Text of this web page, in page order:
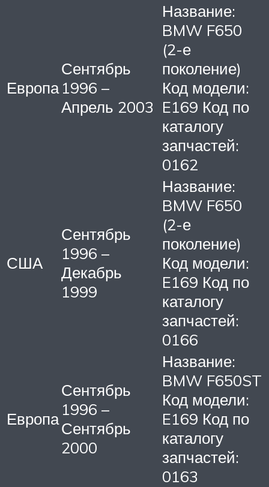
Европа
Сентябрь
1996 –
Апрель 2003
Название:
BMW F650
(2-е
поколение)
Код модели:
E169 Код по
каталогу
запчастей:
0162
США
Сентябрь
1996 –
Декабрь
1999
Название:
BMW F650
(2-е
поколение)
Код модели:
E169 Код по
каталогу
запчастей:
0166
Европа
Сентябрь
1996 –
Сентябрь
2000
Название:
BMW F650ST
Код модели:
E169 Код по
каталогу
запчастей:
0163